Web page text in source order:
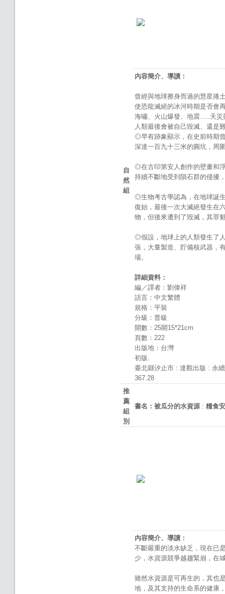
自
然
組
內容簡介、導讀：
曾經與地球擦身而過的慧星捲
使恐龍滅絕的冰河時期是否會
海嘯、火山爆發、地震.....天災
人類最後會被自己毀滅、還是
◎早有跡象顯示，在史前時期
深達一百九十三米的圓坑，周
◎在古印第安人創作的壁畫和
持續不斷地受到隕石群的侵擾
◎生物考古學認為，在地球誕
復始，最後一次大滅絕發生在
物，但後來遭到了毀滅，其罪
◎假設，地球上的人類發生了
張，大量製造、貯備核武器，
場。
詳細資料：
編／譯者：劉偉祥
語言：中文繁體
規格：平裝
分級：普級
開數：25開15*21cm
頁數：222
出版地：台灣
初版.
臺北縣汐止市 : 達觀出版 : 永
367.28
推
薦
組
別
書名：被瓜分的水資源: 糧食
內容簡介、導讀：
不斷嚴重的淡水缺乏，現在已
少，水資源競爭越趨緊崩，在
雖然水資源是可再生的，其也
地，及其支持的生命系的健康